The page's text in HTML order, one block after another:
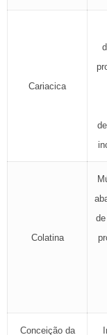
Cariacica
Colatina
Conceição da